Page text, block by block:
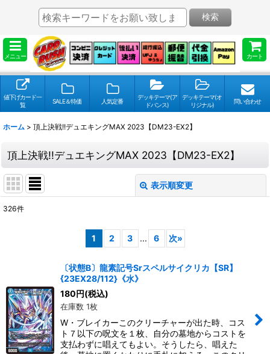
メニュー カート
検索
値下げカード一
覧
SALE＆特価 人気定番
デッキテーマ(ア
ドバンス)
デッキテーマ(オ
リジナル)
問い合わせ
ホーム > 頂上決戦!!デュエキングMAX 2023【DM23-EX2】
頂上決戦!!デュエキングMAX 2023【DM23-EX2】
表示順変更
絞り込む
326件
1 2 3 ... 6 次»
〔状態B〕龍素記号Srスペルサイクリカ【SR】
{23EX28/112}《水》
180 円(税込)
在庫数 1枚
W・ブレイカーこのクリーチャーが出た時、コス
ト７以下の呪文を１枚、自分の墓地からコストを
支払わずに唱えてもよい。そうしたら、唱えた